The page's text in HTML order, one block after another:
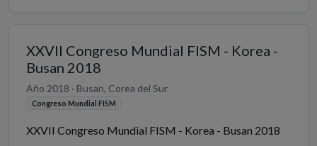
XXVII Congreso Mundial FISM - Korea -
Busan 2018
Año 2018 · Busan, Corea del Sur
Congreso Mundial FISM
XXVII Congreso Mundial FISM - Korea - Busan 2018